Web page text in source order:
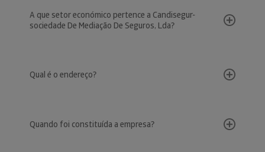
A que setor económico pertence a Candisegur-
sociedade De Mediação De Seguros, Lda?
Qual é o endereço?
Quando foi constituída a empresa?